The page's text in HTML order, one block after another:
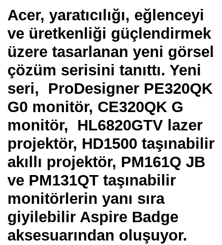
Acer, yaratıcılığı, eğlenceyi
ve üretkenliği güçlendirmek
üzere tasarlanan yeni görsel
çözüm serisini tanıttı. Yeni
seri, ProDesigner PE320QK
G0 monitör, CE320QK G
monitör, HL6820GTV lazer
projektör, HD1500 taşınabilir
akıllı projektör, PM161Q JB
ve PM131QT taşınabilir
monitörlerin yanı sıra
giyilebilir Aspire Badge
aksesuarından oluşuyor.